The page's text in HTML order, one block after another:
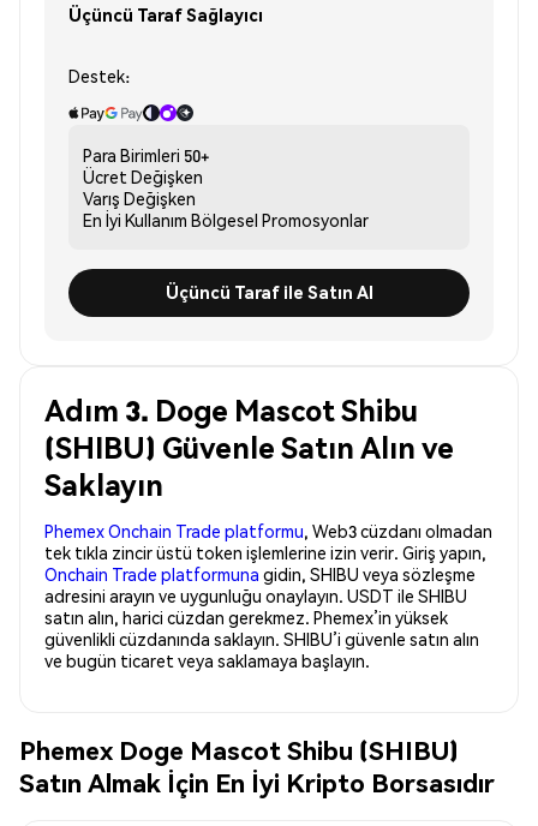
Üçüncü Taraf Sağlayıcı
Destek:
Para Birimleri 50+
Ücret Değişken
Varış Değişken
En İyi Kullanım Bölgesel Promosyonlar
Üçüncü Taraf ile Satın Al
Adım 3. Doge Mascot Shibu
(SHIBU) Güvenle Satın Alın ve
Saklayın
Phemex Onchain Trade platformu, Web3 cüzdanı olmadan
tek tıkla zincir üstü token işlemlerine izin verir. Giriş yapın,
Onchain Trade platformuna gidin, SHIBU veya sözleşme
adresini arayın ve uygunluğu onaylayın. USDT ile SHIBU
satın alın, harici cüzdan gerekmez. Phemex’in yüksek
güvenlikli cüzdanında saklayın. SHIBU’i güvenle satın alın
ve bugün ticaret veya saklamaya başlayın.
Phemex Doge Mascot Shibu (SHIBU)
Satın Almak İçin En İyi Kripto Borsasıdır